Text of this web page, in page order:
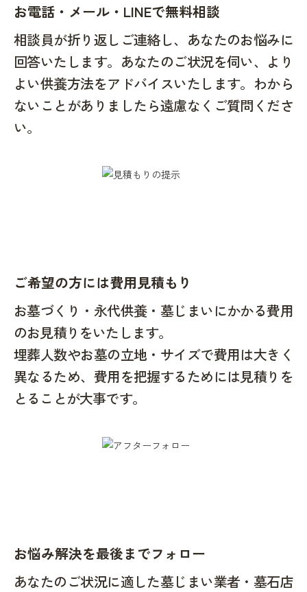
お電話・メール・LINEで無料相談
相談員が折り返しご連絡し、あなたのお悩みに
回答いたします。あなたのご状況を伺い、より
よい供養方法をアドバイスいたします。わから
ないことがありましたら遠慮なくご質問くださ
い。
ご希望の方には費用見積もり
お墓づくり・永代供養・墓じまいにかかる費用
のお見積りをいたします。
埋葬人数やお墓の立地・サイズで費用は大きく
異なるため、費用を把握するためには見積りを
とることが大事です。
お悩み解決を最後までフォロー
あなたのご状況に適した墓じまい業者・墓石店